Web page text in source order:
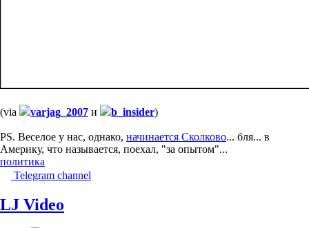
(via varjag_2007 и b_insider)
PS. Веселое у нас, однако, начинается Сколково... бля... в
Америку, что называется, поехал, "за опытом"...
политика
Telegram channel
LJ Video